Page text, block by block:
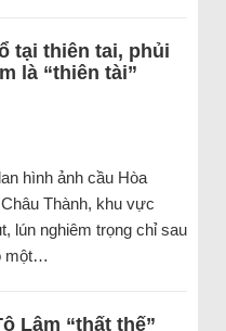
tại thiên tai, phủi
là “thiên tài”
hình ảnh cầu Hòa
Thành, khu vực
lún nghiêm trọng chỉ sau
một…
Lâm “thất thế”